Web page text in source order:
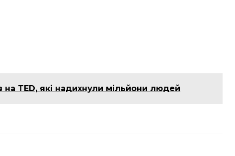
на TED, які надихнули мільйони людей